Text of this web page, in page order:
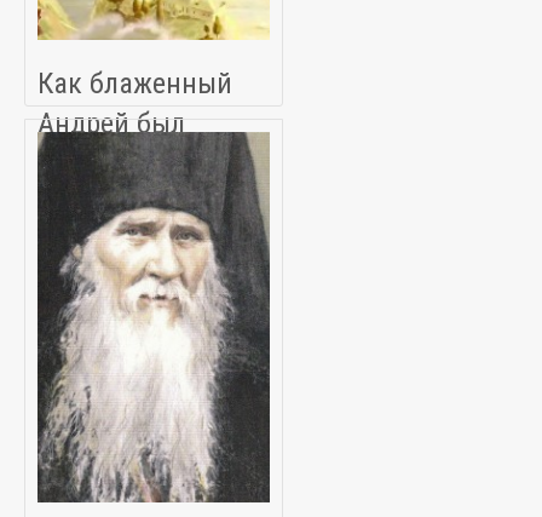
Как блаженный
Андрей был
восхищен в Рай